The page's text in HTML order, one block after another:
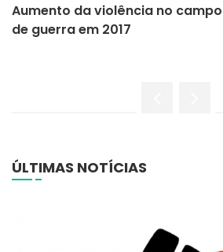
Aumento da violência no
de guerra em 2017
ÚLTIMAS NOTÍCIAS